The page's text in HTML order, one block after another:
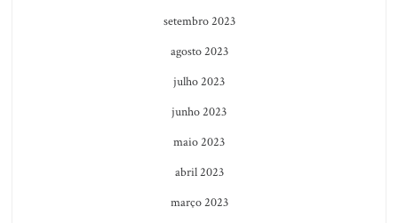
setembro 2023
agosto 2023
julho 2023
junho 2023
maio 2023
abril 2023
março 2023